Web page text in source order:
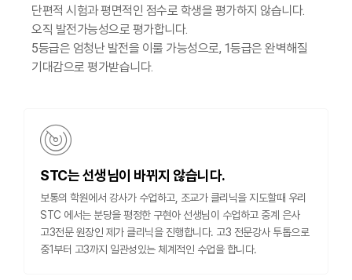
단편적 시험과 평면적인 점수로 학생을 평가하지 않습니다.
오직 발전가능성으로 평가합니다.
5등급은 엄청난 발전을 이룰 가능성으로, 1등급은 완벽해질
기대감으로 평가받습니다.
STC는 선생님이 바뀌지 않습니다.
보통의 학원에서 강사가 수업하고, 조교가 클리닉을 지도할때 우리
STC 에서는 분당을 평정한 구현아 선생님이 수업하고 중계 은사
고3전문 원장인 제가 클리닉을 진행합니다. 고3 전문강사 투톱으로
중1부터 고3까지 일관성있는 체계적인 수업을 합니다.